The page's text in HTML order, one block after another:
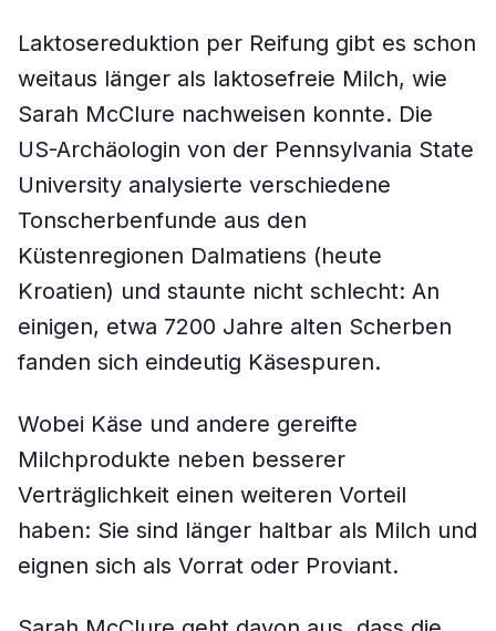
Laktosereduktion per Reifung gibt es schon
weitaus länger als laktosefreie Milch, wie
Sarah McClure nachweisen konnte. Die
US-Archäologin von der Pennsylvania State
University analysierte verschiedene
Tonscherbenfunde aus den
Küstenregionen Dalmatiens (heute
Kroatien) und staunte nicht schlecht: An
einigen, etwa 7200 Jahre alten Scherben
fanden sich eindeutig Käsespuren.
Wobei Käse und andere gereifte
Milchprodukte neben besserer
Verträglichkeit einen weiteren Vorteil
haben: Sie sind länger haltbar als Milch und
eignen sich als Vorrat oder Proviant.